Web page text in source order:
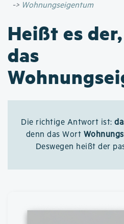
Wohnungseigentum
Heißt es
das
Die richtige Antwort ist:
denn das Wort
Deswegen heißt der